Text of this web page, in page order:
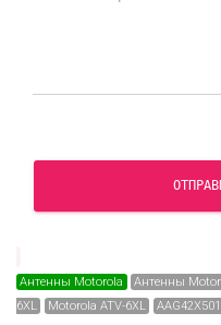
Антенны Motorola Антенны
6XL
Motorola ATV-6XL AAG42X501